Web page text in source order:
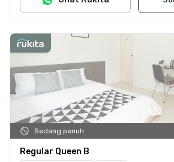
Sedang penuh
Regular Queen B